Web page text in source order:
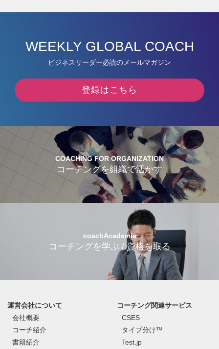
WEEKLY GLOBAL COACH
ビジネスリーダー必読のメールマガジン
登録はこちら
COACHING FOR ORGANIZATION
コーチングを組織で活かす
coachAcademia
コーチングを学ぶ / 資格を取る
運営会社について
会社概要
コーチ紹介
書籍紹介
コーチング関連サービス
CSES
タイプ分け™
Test.jp